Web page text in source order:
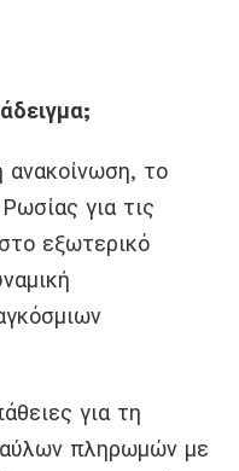
ανακοίνωση, το
για τις
εξωτερικό
για τη
πληρωμών με